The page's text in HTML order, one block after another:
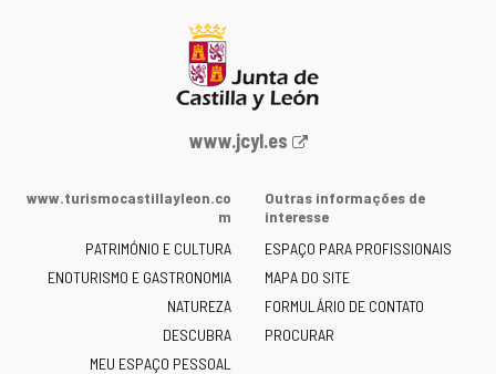
Portal
Junta
Castilla
y
León
-
www.jcyl.es
www.turismocastillayleon.co
m
PATRIMÓNIO E CULTURA
ENOTURISMO E GASTRONOMIA
NATUREZA
DESCUBRA
MEU ESPAÇO PESSOAL
Outras informações de
interesse
ESPAÇO PARA PROFISSIONAIS
MAPA DO SITE
FORMULÁRIO DE CONTATO
PROCURAR